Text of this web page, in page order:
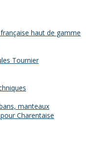
haut de gamme
Tournier
manteaux
Charentaise